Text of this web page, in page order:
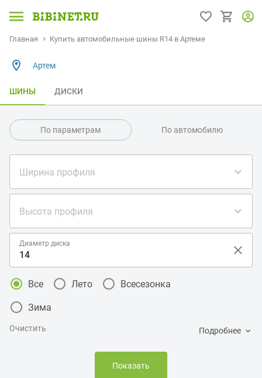
Главная Купить автомобильные шины R14 в Артеме
Артем
ШИНЫ ДИСКИ
По параметрам По автомобилю
Ширина профиля
Высота профиля
Диаметр диска
Все Лето Всесезонка
Зима
Очистить Подробнее
Показать